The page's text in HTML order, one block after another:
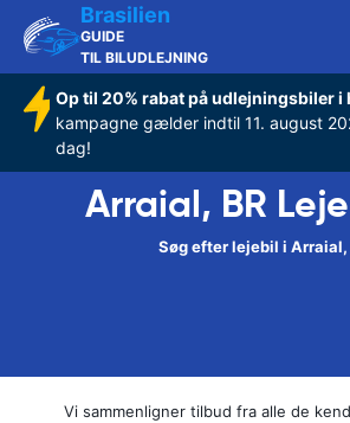
Brasilien
GUIDE
TIL BILUDLEJNING
Op til 20% rabat på udlejningsbiler i
kampagne gælder indtil 11. august
dag!
Arraial, BR
Søg efter lejebil i Arraial,
Vi sammenligner tilbud fra alle de